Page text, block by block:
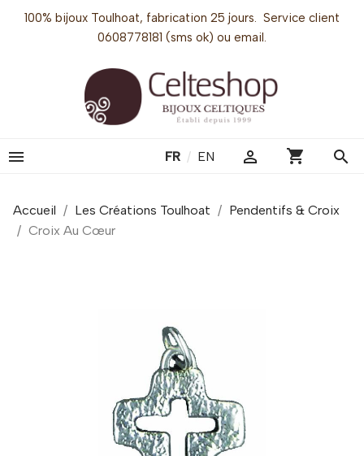
100% bijoux Toulhoat, fabrication 25 jours. Service client
0608778181 (sms ok) ou email.
 FR / EN  shopping_cart search
Accueil Les Créations Toulhoat
Pendentifs & Croix
Croix Au Cœur